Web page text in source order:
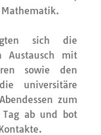
sich die
Austausch mit
sowie den
universitäre
zum
Tag ab und bot